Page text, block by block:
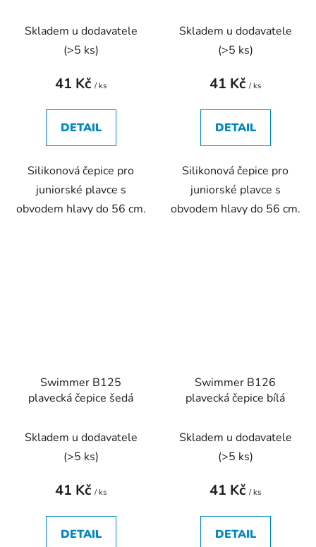
Skladem u dodavatele
(>5 ks)
41 Kč / ks
DETAIL
Silikonová čepice pro
juniorské plavce s
obvodem hlavy do 56 cm.
Skladem u dodavatele
(>5 ks)
41 Kč / ks
DETAIL
Silikonová čepice pro
juniorské plavce s
obvodem hlavy do 56 cm.
Swimmer B125
plavecká čepice šedá
Skladem u dodavatele
(>5 ks)
41 Kč / ks
DETAIL
Swimmer B126
plavecká čepice bílá
Skladem u dodavatele
(>5 ks)
41 Kč / ks
DETAIL